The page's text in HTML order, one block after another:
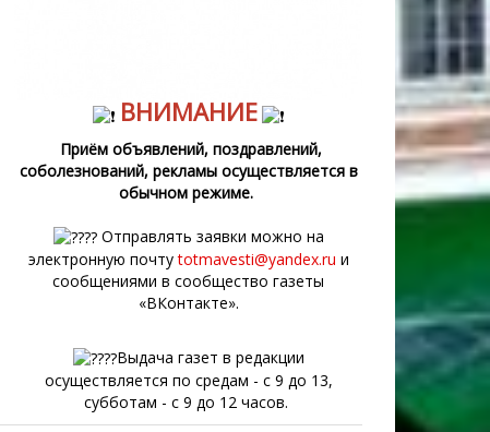
ВНИМАНИЕ
Приём объявлений, поздравлений,
соболезнований, рекламы осуществляется в
обычном режиме.
Отправлять заявки можно на
электронную почтуtotmavesti@yandex.ru и
сообщениями в сообщество газеты
«ВКонтакте».
Выдача газет в редакции
осуществляется по средам - с 9 до 13,
субботам - с 9 до 12 часов.